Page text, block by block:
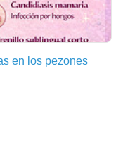
en los pezones